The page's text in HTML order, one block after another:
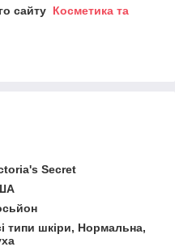
сайту Косметика та
Secret
типи шкіри, Нормальна,